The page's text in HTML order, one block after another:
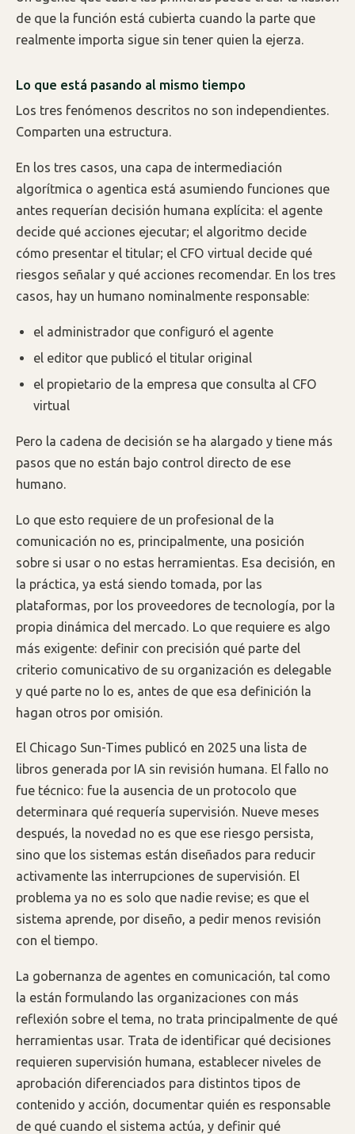
de que la función está cubierta cuando la parte que
realmente importa sigue sin tener quien la ejerza.
Lo que está pasando al mismo tiempo
Los tres fenómenos descritos no son independientes.
Comparten una estructura.
En los tres casos, una capa de intermediación
algorítmica o agentica está asumiendo funciones que
antes requerían decisión humana explícita: el agente
decide qué acciones ejecutar; el algoritmo decide
cómo presentar el titular; el CFO virtual decide qué
riesgos señalar y qué acciones recomendar. En los tres
casos, hay un humano nominalmente responsable:
el administrador que configuró el agente
el editor que publicó el titular original
el propietario de la empresa que consulta al CFO
virtual
Pero la cadena de decisión se ha alargado y tiene más
pasos que no están bajo control directo de ese
humano.
Lo que esto requiere de un profesional de la
comunicación no es, principalmente, una posición
sobre si usar o no estas herramientas. Esa decisión, en
la práctica, ya está siendo tomada, por las
plataformas, por los proveedores de tecnología, por la
propia dinámica del mercado. Lo que requiere es algo
más exigente: definir con precisión qué parte del
criterio comunicativo de su organización es delegable
y qué parte no lo es, antes de que esa definición la
hagan otros por omisión.
El Chicago Sun-Times publicó en 2025 una lista de
libros generada por IA sin revisión humana. El fallo no
fue técnico: fue la ausencia de un protocolo que
determinara qué requería supervisión. Nueve meses
después, la novedad no es que ese riesgo persista,
sino que los sistemas están diseñados para reducir
activamente las interrupciones de supervisión. El
problema ya no es solo que nadie revise; es que el
sistema aprende, por diseño, a pedir menos revisión
con el tiempo.
La gobernanza de agentes en comunicación, tal como
la están formulando las organizaciones con más
reflexión sobre el tema, no trata principalmente de qué
herramientas usar. Trata de identificar qué decisiones
requieren supervisión humana, establecer niveles de
aprobación diferenciados para distintos tipos de
contenido y acción, documentar quién es responsable
de qué cuando el sistema actúa, y definir qué